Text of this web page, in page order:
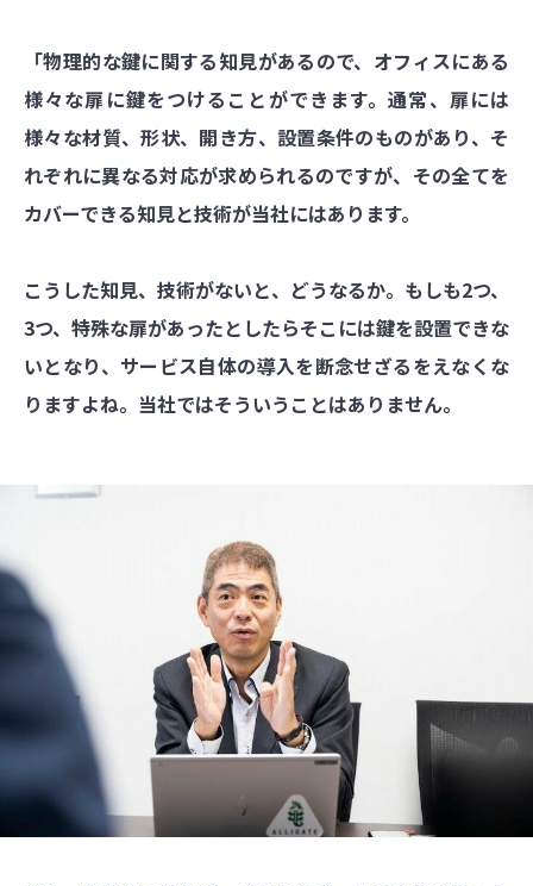
「物理的な鍵に関する知見があるので、オフィスにある
様々な扉に鍵をつけることができます。通常、扉には
様々な材質、形状、開き方、設置条件のものがあり、そ
れぞれに異なる対応が求められるのですが、その全てを
カバーできる知見と技術が当社にはあります。
こうした知見、技術がないと、どうなるか。もしも2つ、
3つ、特殊な扉があったとしたらそこには鍵を設置できな
いとなり、サービス自体の導入を断念せざるをえなくな
りますよね。当社ではそういうことはありません。